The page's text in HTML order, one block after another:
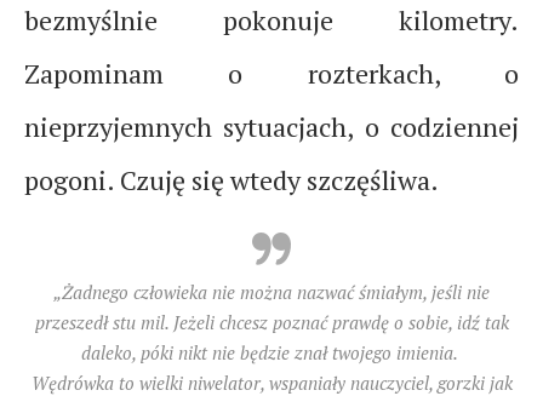
bezmyślnie pokonuje kilometry.
Zapominam o rozterkach, o
nieprzyjemnych sytuacjach, o codziennej
pogoni. Czuję się wtedy szczęśliwa.
„Żadnego człowieka nie można nazwać śmiałym, jeśli nie
przeszedł stu mil. Jeżeli chcesz poznać prawdę o sobie, idź tak
daleko, póki nikt nie będzie znał twojego imienia.
Wędrówka to wielki niwelator, wspaniały nauczyciel, gorzki jak